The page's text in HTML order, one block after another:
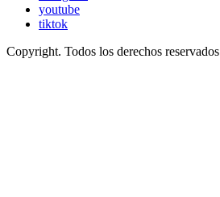
youtube
tiktok
Copyright. Todos los derechos reservados